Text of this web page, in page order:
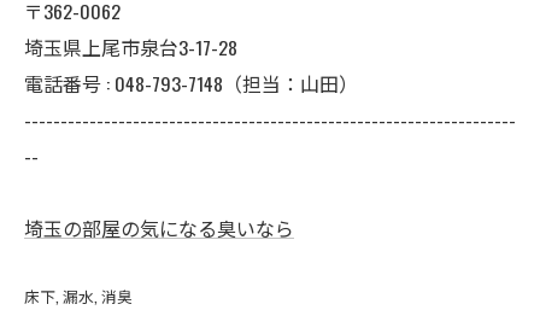
〒362-0062
埼玉県上尾市泉台3-17-28
電話番号 : 048-793-7148（担当：山田）
--------------------------------------------------------------------
--
埼玉の部屋の気になる臭いなら
床下 漏水 消臭